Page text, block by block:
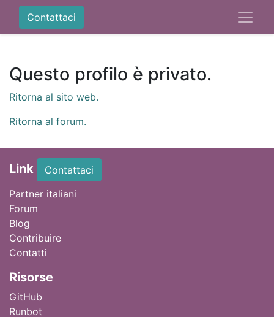
Contattaci
Questo profilo è privato.
Ritorna al sito web.
Ritorna al forum.
Link
Contattaci
Partner italiani
Forum
Blog
Contribuire
Contatti
Risorse
GitHub
Runbot